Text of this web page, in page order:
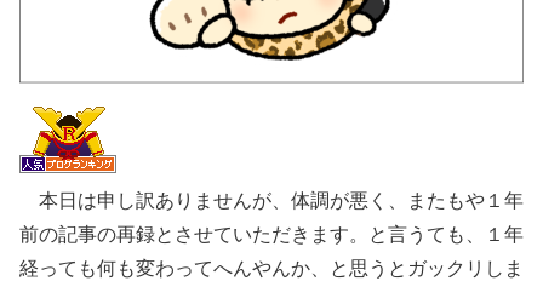
本日は申し訳ありませんが、体調が悪く、またもや１年
前の記事の再録とさせていただきます。と言うても、１年
経っても何も変わってへんやんか、と思うとガックリしま